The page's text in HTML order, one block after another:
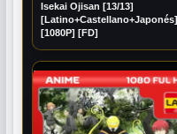
Isekai Ojisan [13/13]
[Latino+Castellano+Japonés]
[1080P] [FD]